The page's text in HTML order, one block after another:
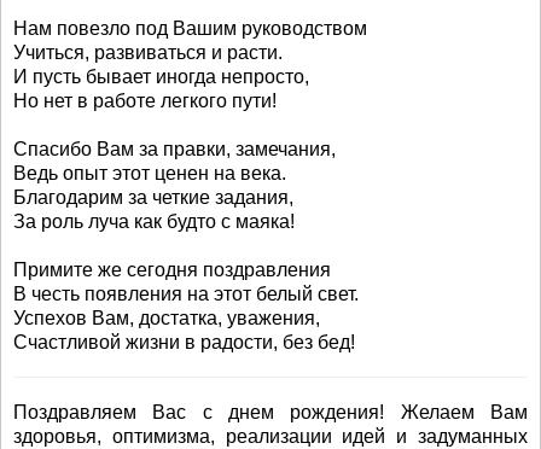
Нам повезло под Вашим руководством
Учиться, развиваться и расти.
И пусть бывает иногда непросто,
Но нет в работе легкого пути!
Спасибо Вам за правки, замечания,
Ведь опыт этот ценен на века.
Благодарим за четкие задания,
За роль луча как будто с маяка!
Примите же сегодня поздравления
В честь появления на этот белый свет.
Успехов Вам, достатка, уважения,
Счастливой жизни в радости, без бед!
Поздравляем Вас с днем рождения! Желаем Вам
здоровья, оптимизма, реализации идей и задуманных